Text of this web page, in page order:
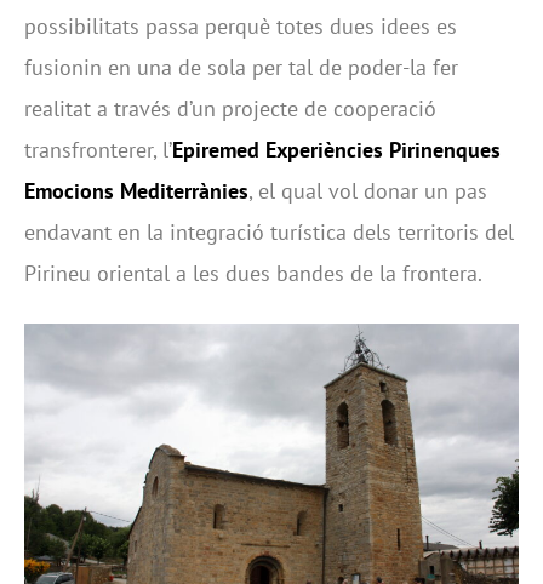
possibilitats passa perquè totes dues idees es
fusionin en una de sola per tal de poder-la fer
realitat a través d’un projecte de cooperació
transfronterer, l’Epiremed Experiències Pirinenques
Emocions Mediterrànies, el qual vol donar un pas
endavant en la integració turística dels territoris del
Pirineu oriental a les dues bandes de la frontera.